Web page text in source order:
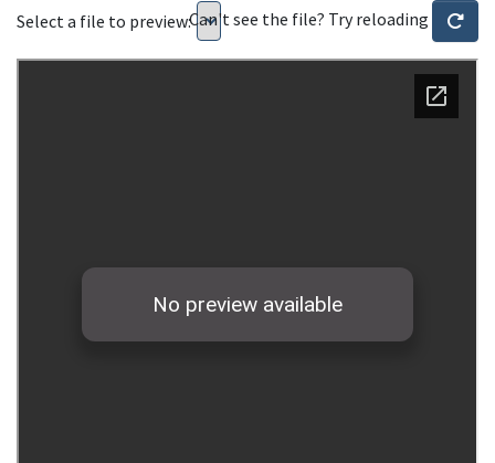
Select a file to preview:Can't see the file? Try reloading